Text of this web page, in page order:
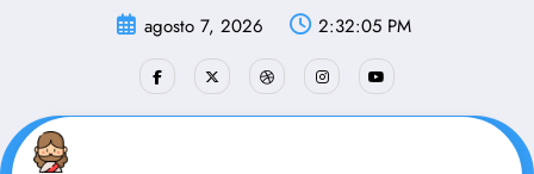
agosto 7, 2026 2:32:06 PM